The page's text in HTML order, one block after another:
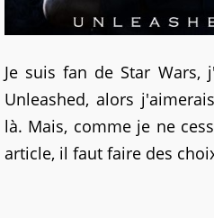
Je suis fan de Star Wars,
Unleashed, alors
là. Mais, comme je ne
article, il faut faire des